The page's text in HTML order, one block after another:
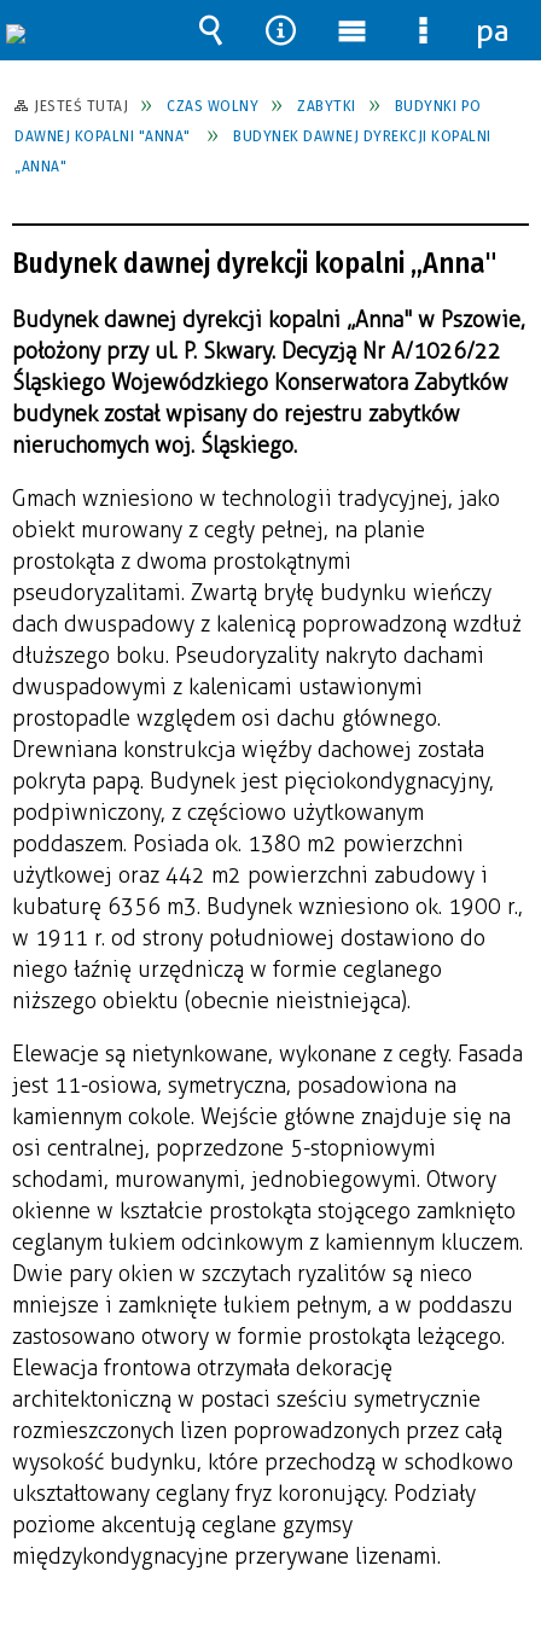
JESTEŚ TUTAJ CZAS WOLNY ZABYTKI
BUDYNKI PO
DAWNEJ KOPALNI "ANNA"
BUDYNEK DAWNEJ DYREKCJI KOPALNI
„ANNA"
Budynek dawnej dyrekcji kopalni „Anna"
Budynek dawnej dyrekcji kopalni „Anna" w Pszowie,
położony przy ul. P. Skwary. Decyzją Nr A/1026/22
Śląskiego Wojewódzkiego Konserwatora Zabytków
budynek został wpisany do rejestru zabytków
nieruchomych woj. Śląskiego.
Gmach wzniesiono w technologii tradycyjnej, jako
obiekt murowany z cegły pełnej, na planie
prostokąta z dwoma prostokątnymi
pseudoryzalitami. Zwartą bryłę budynku wieńczy
dach dwuspadowy z kalenicą poprowadzoną wzdłuż
dłuższego boku. Pseudoryzality nakryto dachami
dwuspadowymi z kalenicami ustawionymi
prostopadle względem osi dachu głównego.
Drewniana konstrukcja więźby dachowej została
pokryta papą. Budynek jest pięciokondygnacyjny,
podpiwniczony, z częściowo użytkowanym
poddaszem. Posiada ok. 1380 m2 powierzchni
użytkowej oraz 442 m2 powierzchni zabudowy i
kubaturę 6356 m3. Budynek wzniesiono ok. 1900 r.,
w 1911 r. od strony południowej dostawiono do
niego łaźnię urzędniczą w formie ceglanego
niższego obiektu (obecnie nieistniejąca).
Elewacje są nietynkowane, wykonane z cegły. Fasada
jest 11-osiowa, symetryczna, posadowiona na
kamiennym cokole. Wejście główne znajduje się na
osi centralnej, poprzedzone 5-stopniowymi
schodami, murowanymi, jednobiegowymi. Otwory
okienne w kształcie prostokąta stojącego zamknięto
ceglanym łukiem odcinkowym z kamiennym kluczem.
Dwie pary okien w szczytach ryzalitów są nieco
mniejsze i zamknięte łukiem pełnym, a w poddaszu
zastosowano otwory w formie prostokąta leżącego.
Elewacja frontowa otrzymała dekorację
architektoniczną w postaci sześciu symetrycznie
rozmieszczonych lizen poprowadzonych przez całą
wysokość budynku, które przechodzą w schodkowo
ukształtowany ceglany fryz koronujący. Podziały
poziome akcentują ceglane gzymsy
międzykondygnacyjne przerywane lizenami.
Wyszukiwarka
Narzędzia
Menu
główne
Menu